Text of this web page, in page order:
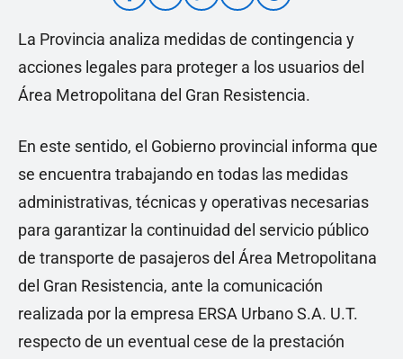
La Provincia analiza medidas de contingencia y
acciones legales para proteger a los usuarios del
Área Metropolitana del Gran Resistencia.
En este sentido, el Gobierno provincial informa que
se encuentra trabajando en todas las medidas
administrativas, técnicas y operativas necesarias
para garantizar la continuidad del servicio público
de transporte de pasajeros del Área Metropolitana
del Gran Resistencia, ante la comunicación
realizada por la empresa ERSA Urbano S.A. U.T.
respecto de un eventual cese de la prestación